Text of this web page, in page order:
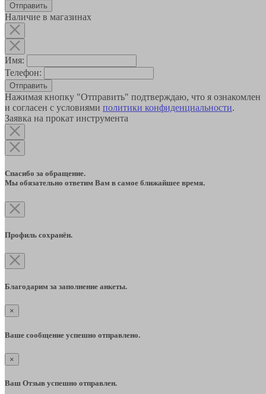
Наличие в магазинах
Имя:
Телефон:
Отправить
Нажимая кнопку "Отправить" подтверждаю, что я ознакомлен
и согласен с условиями политики конфиденциальности.
Заявка на прокат инструмента
Спасибо за обращение.
Мы обязательно ответим Вам в самое ближайшее время.
Профиль сохранён.
Благодарим за заполнение анкеты.
×
Ваше сообщение успешно отправлено.
×
Ваш Отзыв успешно отправлен.